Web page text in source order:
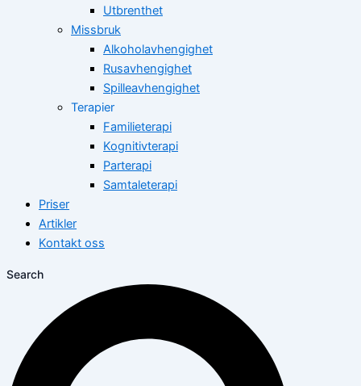
Utbrenthet
Missbruk
Alkoholavhengighet
Rusavhengighet
Spilleavhengighet
Terapier
Familieterapi
Kognitivterapi
Parterapi
Samtaleterapi
Priser
Artikler
Kontakt oss
Search